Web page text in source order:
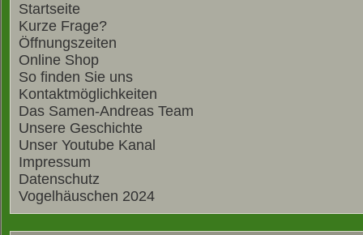
Startseite
Kurze Frage?
Öffnungszeiten
Online Shop
So finden Sie uns
Kontaktmöglichkeiten
Das Samen-Andreas Team
Unsere Geschichte
Unser Youtube Kanal
Impressum
Datenschutz
Vogelhäuschen 2024